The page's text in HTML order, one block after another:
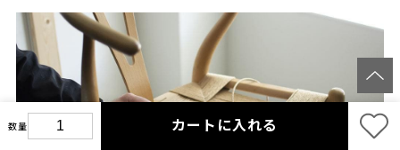
数量 カートに入れる